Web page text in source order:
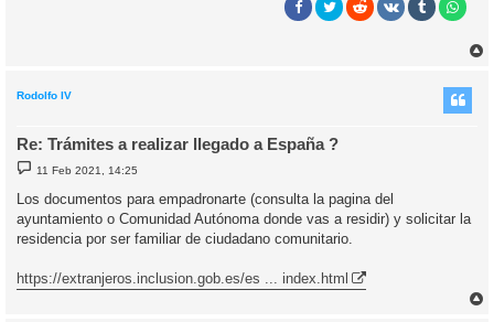
Rodolfo IV
Re: Trámites a realizar llegado a España ?
M
e
s
a
e
11 Feb 2021, 14:25
Los documentos para empadronarte (consulta la pagina del
ayuntamiento o Comunidad Autónoma donde vas a residir) y solicitar la
residencia por ser familiar de ciudadano comunitario.
https://extranjeros.inclusion.gob.es/es ... index.html